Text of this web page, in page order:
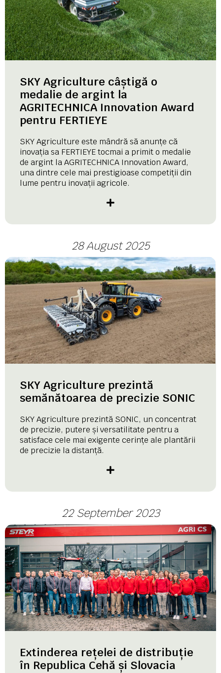
SKY Agriculture câștigă o
medalie de argint la
AGRITECHNICA Innovation Award
pentru FERTIEYE
SKY Agriculture este mândră să anunțe că
inovația sa FERTIEYE tocmai a primit o medalie
de argint la AGRITECHNICA Innovation Award,
una dintre cele mai prestigioase competiții din
lume pentru inovații agricole.
28 August 2025
SKY Agriculture prezintă
semănătoarea de precizie SONIC
SKY Agriculture prezintă SONIC, un concentrat
de precizie, putere și versatilitate pentru a
satisface cele mai exigente cerințe ale plantării
de precizie la distanță.
22 September 2023
Extinderea rețelei de distribuție
în Republica Cehă și Slovacia